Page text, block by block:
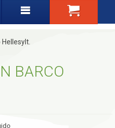
BARCO
Hellesylt.